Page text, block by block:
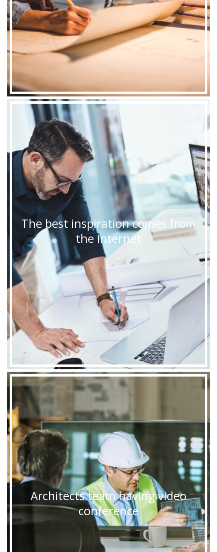
The best inspiration comes from
the internet
Architects team having video
conference